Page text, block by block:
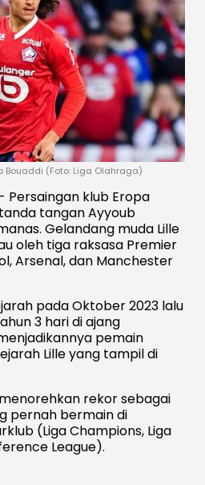
Bouaddi (Foto: Liga Olahraga)
Persaingan klub Eropa
tangan Ayyoub
Gelandang muda Lille
oleh tiga raksasa Premier
Arsenal, dan Manchester
pada Oktober 2023 lalu
3 hari di ajang
pemain
Lille yang tampil di
rekor sebagai
pernah bermain di
(Liga Champions, Liga
League).